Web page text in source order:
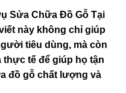
Sửa Chữa Đồ Gỗ Tại
này không chỉ giúp
tiêu dùng, mà còn
thực tế để giúp họ tận
đồ gỗ chất lượng và